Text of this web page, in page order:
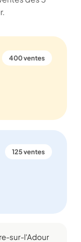
400 ventes
125 ventes
sur-l'Adour